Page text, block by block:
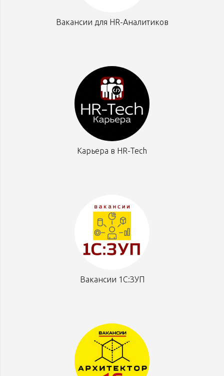
Вакансии для HR-Аналитиков
Карьера в HR-Tech
Вакансии 1С:ЗУП